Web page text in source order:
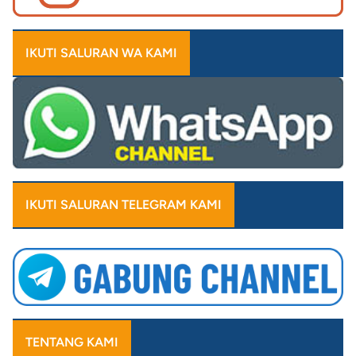
IKUTI SALURAN WA KAMI
IKUTI SALURAN TELEGRAM KAMI
TENTANG KAMI